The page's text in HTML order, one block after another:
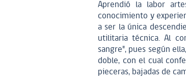
Aprendió la labor
conocimiento y
a ser la única
utilitaria técnica. Al
sangre", pues según
doble, con el cual
pieceras, bajadas de